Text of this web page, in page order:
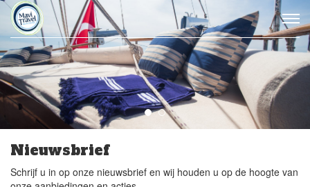
Nieuwsbrief
Schrijf u in op onze nieuwsbrief en wij houden u op de hoogte van